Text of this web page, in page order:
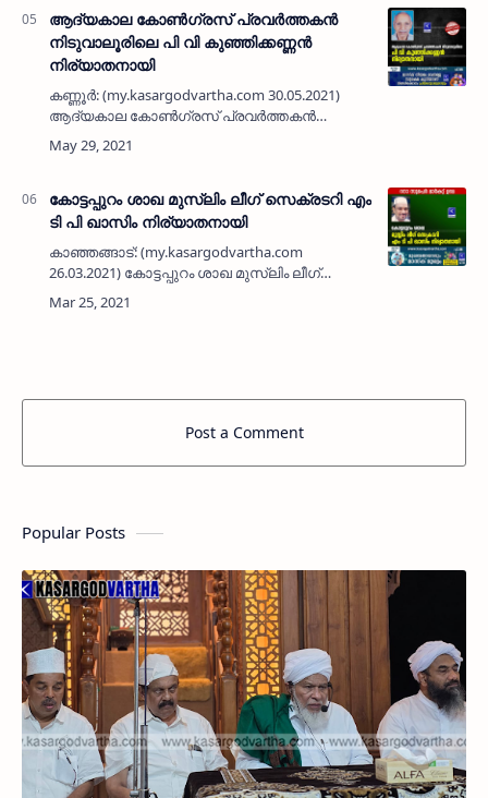
ആദ്യകാല കോൺഗ്രസ് പ്രവർത്തകൻ
നിടുവാലൂരിലെ പി വി കുഞ്ഞിക്കണ്ണൻ
നിര്യാതനായി
കണ്ണൂർ: (my.kasargodvartha.com 30.05.2021)
ആദ്യകാല കോൺഗ്രസ് പ്രവർത്തകൻ
നിടുവാലൂരിലെ പി വി കുഞ്ഞിക്കണ്ണൻ (85)
നിര്യാതനായി. അസുഖ ബാധിതനായി
കോളജിൽ ചികി…
കോട്ടപ്പുറം ശാഖ മുസ്ലിം ലീഗ് സെക്രടറി എം
ടി പി ഖാസിം നിര്യാതനായി
കാഞ്ഞങ്ങാട്: (my.kasargodvartha.com
26.03.2021) കോട്ടപ്പുറം ശാഖ മുസ്ലിം ലീഗ്
സെക്രടറിയും റനാ സൂപെർ മാർകറ്റ് ഉടമയുമായ
എം ടി പി ഖാസിം (46) നിര്യാതനായി.
Post a Comment
Popular Posts